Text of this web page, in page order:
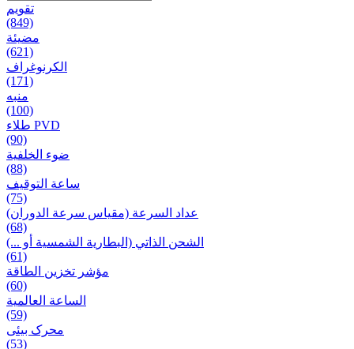
تقويم
(849)
مضيئة
(621)
الكرنوغراف
(171)
منبه
(100)
طلاء PVD
(90)
ضوء الخلفية
(88)
ساعة التوقيف
(75)
عداد السرعة (مقياس سرعة الدوران)
(68)
الشحن الذاتي (البطارية الشمسية أو ...)
(61)
مؤشر تخزين الطاقة
(60)
الساعة العالمية
(59)
محرک بیئی
(53)